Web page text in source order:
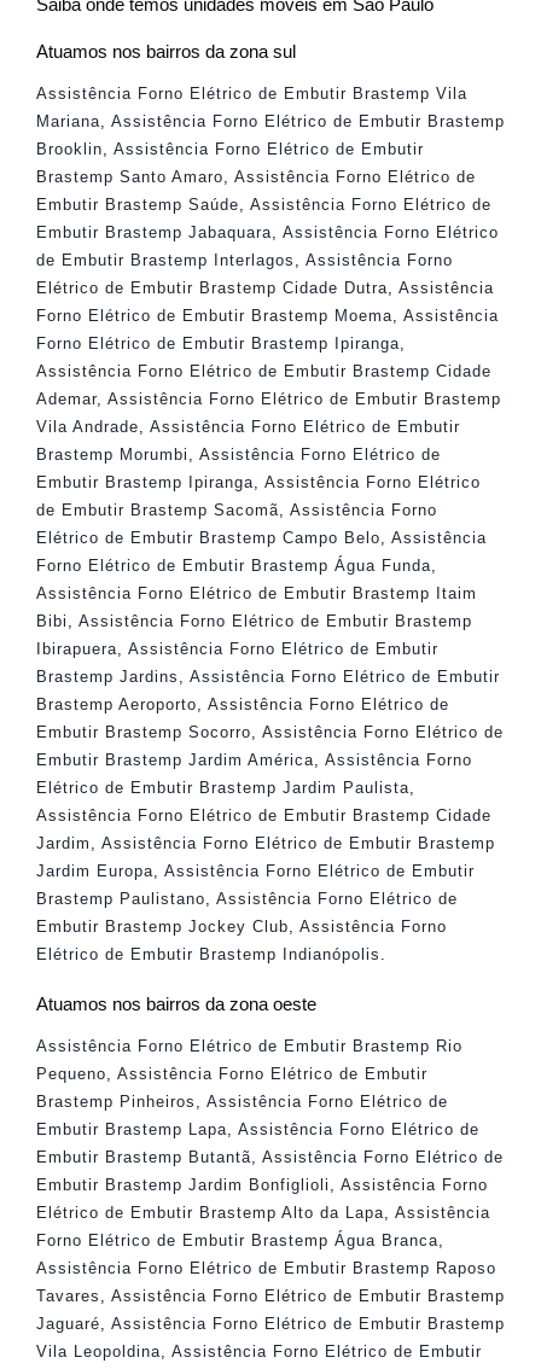
Saiba onde temos unidades móveis em São Paulo
Atuamos nos bairros da zona sul
Assistência Forno Elétrico de Embutir Brastemp Vila
Mariana
Assistência Forno Elétrico de Embutir Brastemp
Brooklin
Assistência Forno Elétrico de Embutir
Brastemp Santo Amaro
Assistência Forno Elétrico de
Embutir Brastemp Saúde
Assistência Forno Elétrico de
Embutir Brastemp Jabaquara
Assistência Forno Elétrico
de Embutir Brastemp Interlagos
Assistência Forno
Elétrico de Embutir Brastemp Cidade Dutra
Assistência
Forno Elétrico de Embutir Brastemp Moema
Assistência
Forno Elétrico de Embutir Brastemp Ipiranga
Assistência Forno Elétrico de Embutir Brastemp Cidade
Ademar, Assistência Forno Elétrico de Embutir Brastemp
Vila Andrade
Assistência Forno Elétrico de Embutir
Brastemp Morumbi
Assistência Forno Elétrico de
Embutir Brastemp Ipiranga
Assistência Forno Elétrico
de Embutir Brastemp Sacomã
Assistência Forno
Elétrico de Embutir Brastemp Campo Belo
Assistência
Forno Elétrico de Embutir Brastemp Água Funda
Assistência Forno Elétrico de Embutir Brastemp Itaim
Bibi
Assistência Forno Elétrico de Embutir Brastemp
Ibirapuera
Assistência Forno Elétrico de Embutir
Brastemp Jardins
Assistência Forno Elétrico de Embutir
Brastemp Aeroporto
Assistência Forno Elétrico de
Embutir Brastemp Socorro
Assistência Forno Elétrico de
Embutir Brastemp Jardim América
Assistência Forno
Elétrico de Embutir Brastemp Jardim Paulista
Assistência Forno Elétrico de Embutir Brastemp Cidade
Jardim
Assistência Forno Elétrico de Embutir Brastemp
Jardim Europa
Assistência Forno Elétrico de Embutir
Brastemp Paulistano
Assistência Forno Elétrico de
Embutir Brastemp Jockey Club
Assistência Forno
Elétrico de Embutir Brastemp Indianópolis
Atuamos nos bairros da zona oeste
Assistência Forno Elétrico de Embutir Brastemp Rio
Pequeno, Assistência Forno Elétrico de Embutir
Brastemp Pinheiros , Assistência Forno Elétrico de
Embutir Brastemp Lapa, Assistência Forno Elétrico de
Embutir Brastemp Butantã, Assistência Forno Elétrico de
Embutir Brastemp Jardim Bonfiglioli , Assistência Forno
Elétrico de Embutir Brastemp Alto da Lapa, Assistência
Forno Elétrico de Embutir Brastemp Água Branca,
Assistência Forno Elétrico de Embutir Brastemp Raposo
Tavares , Assistência Forno Elétrico de Embutir Brastemp
Jaguaré, Assistência Forno Elétrico de Embutir Brastemp
Vila Leopoldina, Assistência Forno Elétrico de Embutir